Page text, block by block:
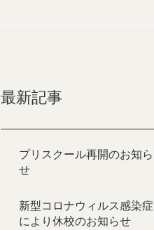
最新記事
プリスクール再開のお知ら
せ
新型コロナウィルス感染症
により休校のお知らせ